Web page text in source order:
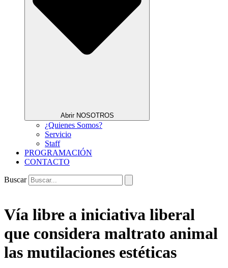
Abrir NOSOTROS
¿Quienes Somos?
Servicio
Staff
PROGRAMACIÓN
CONTACTO
Buscar
Vía libre a iniciativa liberal
que considera maltrato animal
las mutilaciones estéticas